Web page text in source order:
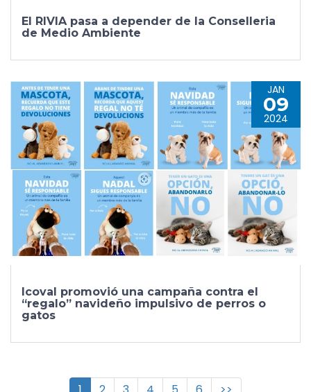
El RIVIA pasa a depender de la Conselleria
de Medio Ambiente
JAN
09
2024
Icoval promovió una campaña contra el
“regalo” navideño impulsivo de perros o
gatos